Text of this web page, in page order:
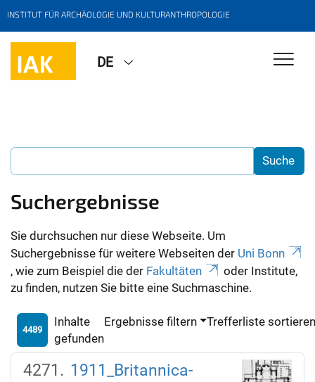
INSTITUT FÜR ARCHÄOLOGIE UND KULTURANTHROPOLOGIE
DE
Suchergebnisse
Sie durchsuchen nur diese Webseite. Um
Suchergebnisse für weitere Webseiten der Uni Bonn
, wie zum Beispiel die der Fakultäten
oder Institute,
zu finden, nutzen Sie bitte eine Suchmaschine.
4489
Inhalte
gefunden
Ergebnisse filtern Trefferliste
1911_Britannica-